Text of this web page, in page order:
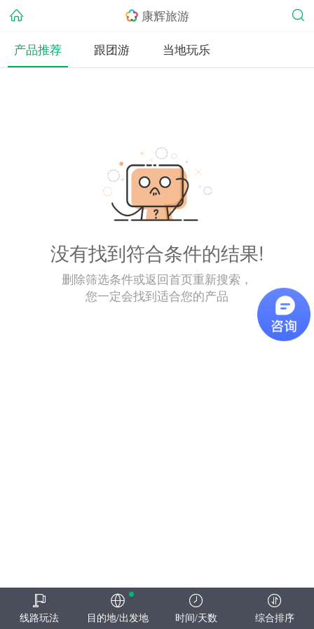
康辉旅游
产品推荐
跟团游 当地玩乐
没有找到符合条件的结果!
删除筛选条件或返回首页重新搜索，
您一定会找到适合您的产品
线路玩法 目的地/出发地 时间/天数 综合排序